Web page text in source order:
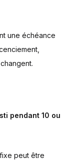
une échéance
pendant 10 ou
peut être